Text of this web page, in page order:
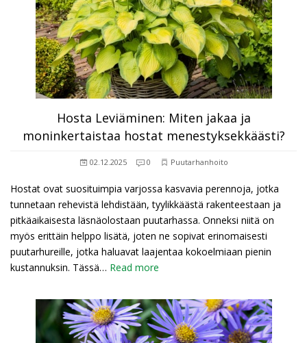
Hosta Leviäminen: Miten jakaa ja
moninkertaistaa hostat menestyksekkäästi?
02.12.2025 0 Puutarhanhoito
Hostat ovat suosituimpia varjossa kasvavia perennoja, jotka
tunnetaan rehevistä lehdistään, tyylikkäästä rakenteestaan ja
pitkäaikaisesta läsnäolostaan puutarhassa. Onneksi niitä on
myös erittäin helppo lisätä, joten ne sopivat erinomaisesti
puutarhureille, jotka haluavat laajentaa kokoelmiaan pienin
kustannuksin. Tässä… Read more